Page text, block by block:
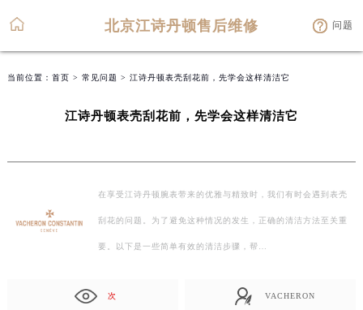
北京江诗丹顿售后维修 问题
当前位置： 首页 > 常见问题 > 江诗丹顿表壳刮花前，先学会这样清洁它
江诗丹顿表壳刮花前，先学会这样清洁它
在享受江诗丹顿腕表带来的优雅与精致时，我们有时会遇到表壳
刮花的问题。为了避免这种情况的发生，正确的清洁方法至关重
要。以下是一些简单有效的清洁步骤，帮…
次 VACHERON